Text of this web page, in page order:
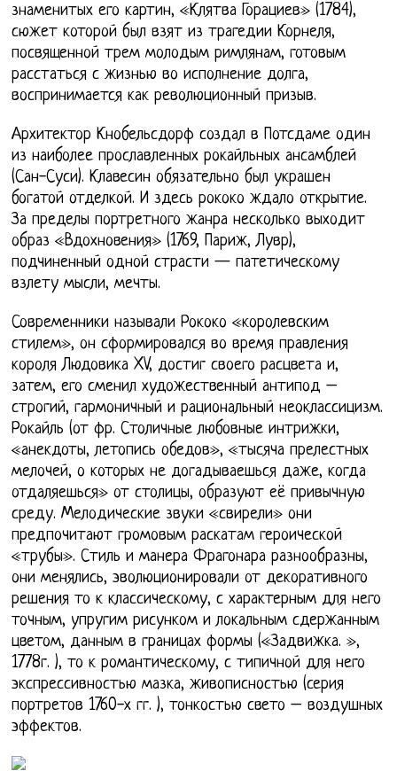
знаменитых его картин, «Клятва Горациев» (1784),
сюжет которой был взят из трагедии Корнеля,
посвященной трем молодым римлянам, готовым
расстаться с жизнью во исполнение долга,
воспринимается как революционный призыв.
Архитектор Кнобельсдорф создал в Потсдаме один
из наиболее прославленных рокайльных ансамблей
(Сан-Суси). Клавесин обязательно был украшен
богатой отделкой. И здесь рококо ждало открытие.
За пределы портретного жанра несколько выходит
образ «Вдохновения» (1769, Париж, Лувр),
подчиненный одной страсти — патетическому
взлету мысли, мечты.
Современники называли Рококо «королевским
стилем», он сформировался во время правления
короля Людовика XV, достиг своего расцвета и,
затем, его сменил художественный антипод –
строгий, гармоничный и рациональный неоклассицизм.
Рокайль (от фр. Столичные любовные интрижки,
«анекдоты, летопись обедов», «тысяча прелестных
мелочей, о которых не догадываешься даже, когда
отдаляешься» от столицы, образуют её привычную
среду. Мелодические звуки «свирели» они
предпочитают громовым раскатам героической
«трубы». Стиль и манера Фрагонара разнообразны,
они менялись, эволюционировали от декоративного
решения то к классическому, с характерным для него
точным, упругим рисунком и локальным сдержанным
цветом, данным в границах формы («Задвижка. »,
1778г. ), то к романтическому, с типичной для него
экспрессивностью мазка, живописностью (серия
портретов 1760-х гг. ), тонкостью свето – воздушных
эффектов.